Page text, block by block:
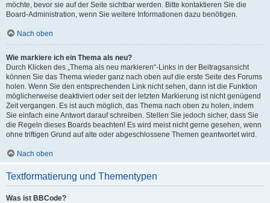
möchte, bevor sie auf der Seite sichtbar werden. Bitte kontaktieren Sie die
Board-Administration, wenn Sie weitere Informationen dazu benötigen.
Nach oben
Wie markiere ich ein Thema als neu?
Durch Klicken des „Thema als neu markieren“-Links in der Beitragsansicht
können Sie das Thema wieder ganz nach oben auf die erste Seite des Forums
holen. Wenn Sie den entsprechenden Link nicht sehen, dann ist die Funktion
möglicherweise deaktiviert oder seit der letzten Markierung ist nicht genügend
Zeit vergangen. Es ist auch möglich, das Thema nach oben zu holen, indem
Sie einfach eine Antwort darauf schreiben. Stellen Sie jedoch sicher, dass Sie
die Regeln dieses Boards beachten! Es wird meist nicht gerne gesehen, wenn
ohne triftigen Grund auf alte oder abgeschlossene Themen geantwortet wird.
Nach oben
Textformatierung und Thementypen
Was ist BBCode?